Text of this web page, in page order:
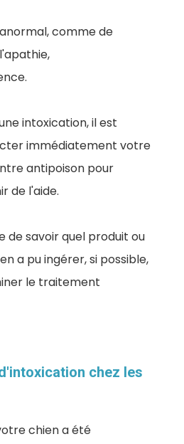
comme de
intoxication, il est
immédiatement votre
antipoison pour
de l'aide.
de savoir quel produit ou
a pu ingérer, si possible,
le traitement
chez les
chien a été